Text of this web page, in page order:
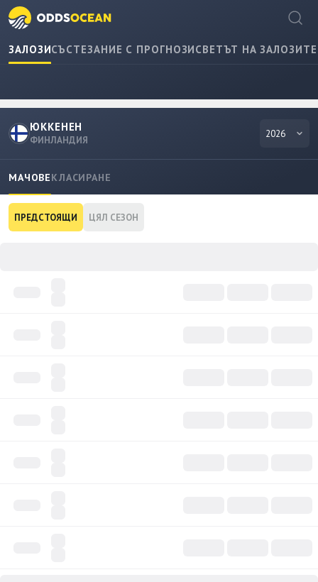
ЗАЛОЗИСЪСТЕЗАНИЕ С ПРОГНОЗИСВЕТЪТ НА ЗАЛОЗИТЕ
ЮККЕНЕН
ФИНЛАНДИЯ
2026
МАЧОВЕКЛАСИРАНЕ
ПРЕДСТОЯЩИ ЦЯЛ СЕЗОН